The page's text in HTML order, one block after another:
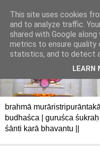
brahmā
budhaśca | guruśca
śānti karā bhavantu ||
This site uses cookies
and to analyze traffic.
shared with Google
metrics to ensure quality
statistics, and to detect
LEARN